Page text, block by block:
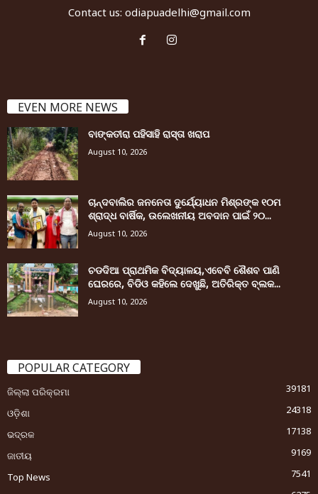
Contact us: odiapuadelhi@gmail.com
EVEN MORE NEWS
ବାଙ୍କତୀରା ପହିସାହି ରାସ୍ତା ଖରାପ
August 10, 2026
ଚାନ୍ଦବାଲିର ଜନନେତା ଦୁର୍ଯ୍ୟୋଧନ ମିଶ୍ରଙ୍କ ୧୦ମ
ଶ୍ରାଦ୍ଧ ବାର୍ଷିକ, ଉଲେଖନୀୟ ଅବଦାନ ପାଇଁ ୨୦...
August 10, 2026
ଚଡଦିଆ ପ୍ରାଥମିକ ବିଦ୍ୟାଳୟ,ଏବେବି ଶୈଶବ ପାଣି
ଘେରରେ, ବିଡିଓ କହିଲେ ଦେଖୁଛି, ଅତିରିକ୍ତ ବ୍ଲକ...
August 10, 2026
POPULAR CATEGORY
ଜିଲ୍ଲା ପରିକ୍ରମା
39181
ଓଡ଼ିଶା
24318
ଭଦ୍ରକ
17138
ଜାତୀୟ
9169
Top News
7541